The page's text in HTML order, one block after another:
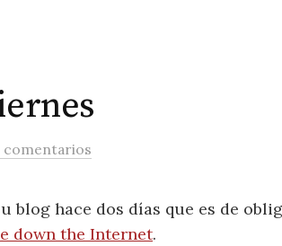
comentarios
hace dos días que es de
down the Internet.